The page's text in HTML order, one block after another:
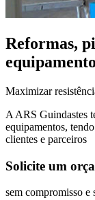
Reformas,
Maximizar
A ARS Guindastes
equipamentos,
clientes e parceiros
Solicite um
sem compromisso e